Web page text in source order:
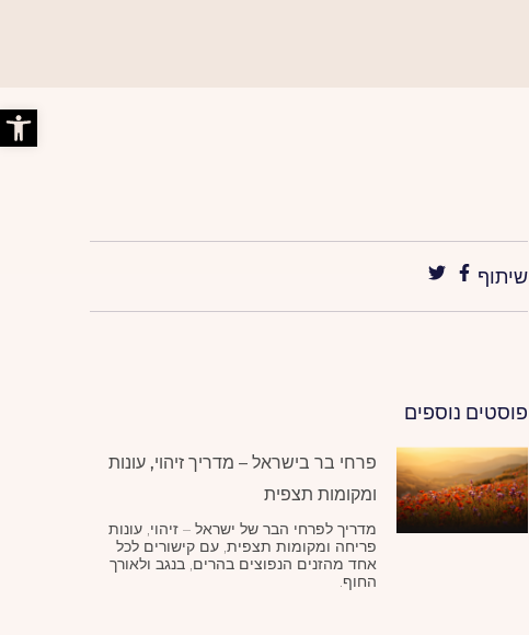
פתח
שיתוף
פוסטים נוספים
פרחי בר בישראל – מדריך זיהוי, עונות
ומקומות תצפית
מדריך לפרחי הבר של ישראל – זיהוי, עונות
פריחה ומקומות תצפית, עם קישורים לכל
אחד מהזנים הנפוצים בהרים, בנגב ולאורך
החוף.